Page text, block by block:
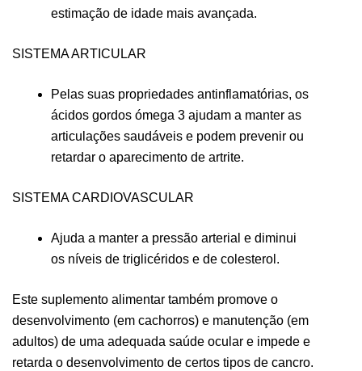
estimação de idade mais avançada.
SISTEMA ARTICULAR
Pelas suas propriedades antinflamatórias, os
ácidos gordos ómega 3 ajudam a manter as
articulações saudáveis e podem prevenir ou
retardar o aparecimento de artrite.
SISTEMA CARDIOVASCULAR
Ajuda a manter a pressão arterial e diminui
os níveis de triglicéridos e de colesterol.
Este suplemento alimentar também promove o
desenvolvimento (em cachorros) e manutenção (em
adultos) de uma adequada saúde ocular e impede e
retarda o desenvolvimento de certos tipos de cancro.